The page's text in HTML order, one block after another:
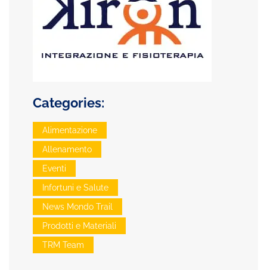
Categories:
Alimentazione
Allenamento
Eventi
Infortuni e Salute
News Mondo Trail
Prodotti e Materiali
TRM Team